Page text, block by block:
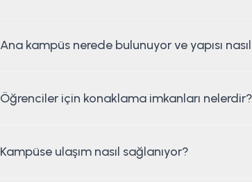
Ana kampüs nerede bulunuyor ve yapısı
Öğrenciler için konaklama imkanları
Kampüse ulaşım nasıl sağlanıyor?